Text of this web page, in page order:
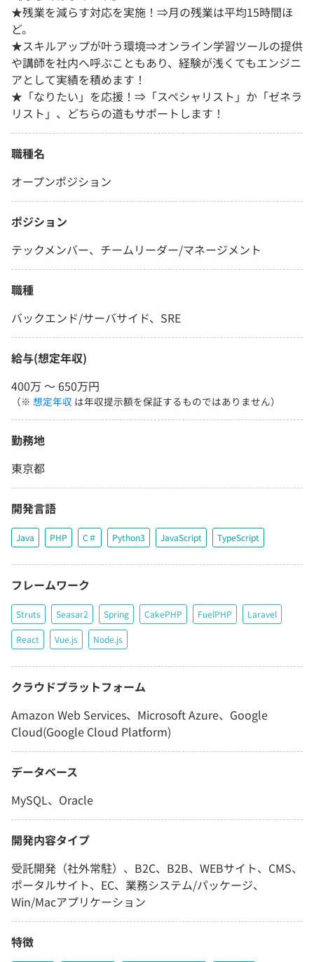
★残業を減らす対応を実施！⇒月の残業は平均15時間ほ
ど。
★スキルアップが叶う環境⇒オンライン学習ツールの提供
や講師を社内へ呼ぶこともあり、経験が浅くてもエンジニ
アとして実績を積めます！
★「なりたい」を応援！⇒「スペシャリスト」か「ゼネラ
リスト」、どちらの道もサポートします！
職種名
オープンポジション
ポジション
テックメンバー、チームリーダー/マネージメント
職種
バックエンド/サーバサイド、SRE
給与(想定年収)
400万 〜 650万円
（※ 想定年収 は年収提示額を保証するものではありません）
勤務地
東京都
開発言語
Java PHP C＃ Python3 JavaScript TypeScript
フレームワーク
Struts Seasar2 Spring CakePHP FuelPHP Laravel
React Vue.js Node.js
クラウドプラットフォーム
Amazon Web Services、Microsoft Azure、Google
Cloud(Google Cloud Platform)
データベース
MySQL、Oracle
開発内容タイプ
受託開発（社外常駐）、B2C、B2B、WEBサイト、CMS、
ポータルサイト、EC、業務システム/パッケージ、
Win/Macアプリケーション
特徴